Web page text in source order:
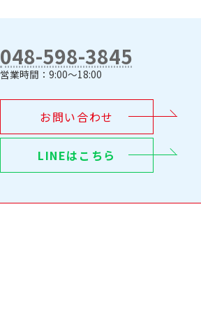
048-598-3845
営業時間：9:00～18:00
お問い合わせ
LINEはこちら